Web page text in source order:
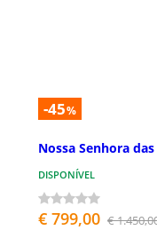
-45%
Nossa Senhora
DISPONÍVEL
€ 799,00 €